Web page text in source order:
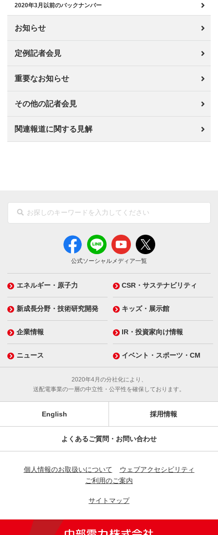
2020年3月以前のバックナンバー
お知らせ
定例記者会見
重要なお知らせ
その他の記者会見
関連報道に関する見解
公式ソーシャルメディア一覧
エネルギー・原子力 CSR・サステナビリティ
新成長分野・技術研究開発 キッズ・展示館
企業情報 IR・投資家向け情報
ニュース イベント・スポーツ・CM
2020年4月の分社化により、
送配電事業の一層の中立性・公平性を確保しております。
English 採用情報
よくあるご質問・お問い合わせ
個人情報のお取扱いについて
ウェブアクセシビリティ
ご利用のご案内
サイトマップ